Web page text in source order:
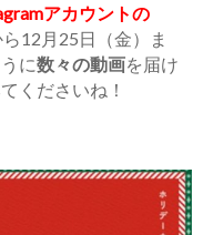
アカウントの
12月25日（金）ま
に数々の動画を届け
くださいね！